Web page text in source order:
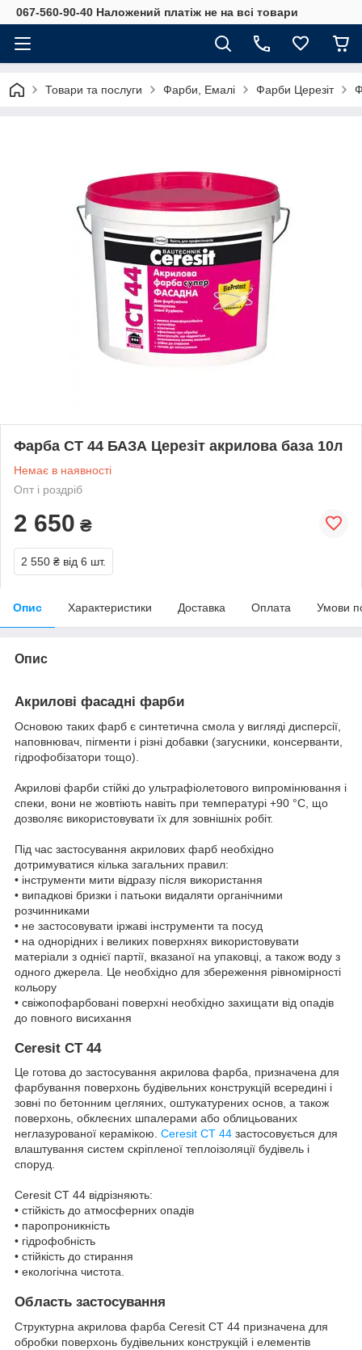
067-560-90-40 Наложений платіж не на всі товари
Товари та послуги Фарби, Емалі Фарби Церезіт
Фарба CT 44 БАЗА Церезіт акрилова база 10л
Немає в наявності
Опт і роздріб
2 650 ₴
2 550 ₴ від 6 шт.
Опис Характеристики Доставка Оплата Умови
Опис
Акрилові фасадні фарби
Основою таких фарб є синтетична смола у вигляді дисперсії,
наповнювач, пігменти і різні добавки (загусники, консерванти,
гідрофобізатори тощо).
Акрилові фарби стійкі до ультрафіолетового випромінювання і
спеки, вони не жовтіють навіть при температурі +90 °С, що
дозволяє використовувати їх для зовнішніх робіт.
Під час застосування акрилових фарб необхідно
дотримуватися кілька загальних правил:
• інструменти мити відразу після використання
• випадкові бризки і патьоки видаляти органічними
розчинниками
• не застосовувати іржаві інструменти та посуд
• на однорідних і великих поверхнях використовувати
матеріали з однієї партії, вказаної на упаковці, а також воду з
одного джерела. Це необхідно для збереження рівномірності
кольору
• свіжопофарбовані поверхні необхідно захищати від опадів
до повного висихання
Ceresit CT 44
Це готова до застосування акрилова фарба, призначена для
фарбування поверхонь будівельних конструкцій всередині і
зовні по бетонним цегляних, оштукатурених основ, а також
поверхонь, обклеєних шпалерами або облицьованих
неглазурованої керамікою. Ceresit CT 44 застосовується для
влаштування систем скріпленої теплоізоляції будівель і
споруд.
Ceresit CT 44 відрізняють:
• стійкість до атмосферних опадів
• паропроникність
• гідрофобність
• стійкість до стирання
• екологічна чистота.
Область застосування
Структурна акрилова фарба Ceresit СТ 44 призначена для
обробки поверхонь будівельних конструкцій і елементів